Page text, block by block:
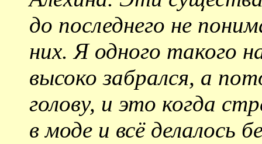
до последнего не
них. Я одного такого
высоко забрался, а
голову, и это когда
в моде и всё делалось